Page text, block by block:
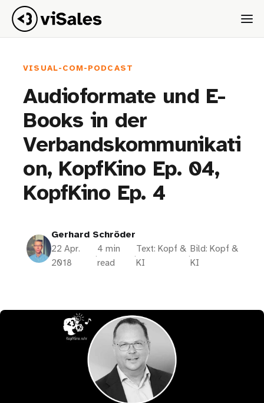
VISUAL-COM-PODCAST
Audioformate und E-
Books in der
Verbandskommunikati
on, KopfKino Ep. 04,
KopfKino Ep. 4
Gerhard Schröder
22 Apr.
2018
·
4 min
read
·
Text: Kopf &
KI
·
Bild: Kopf &
KI